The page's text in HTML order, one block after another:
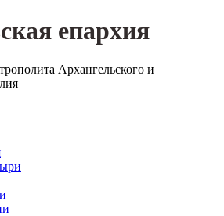
епархия
Архангельского и